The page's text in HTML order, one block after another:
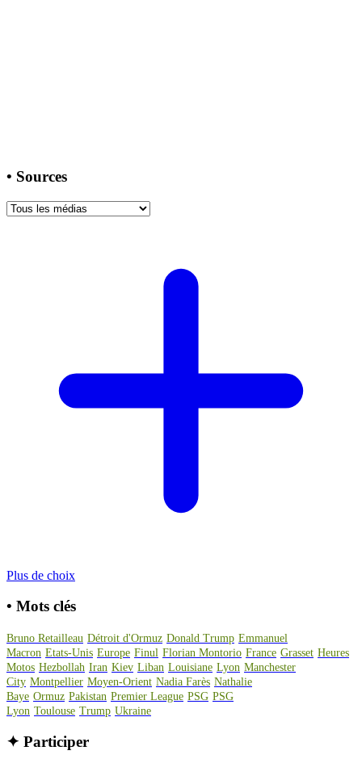
• Sources
Plus de choix
• Mots clés
Bruno Retailleau Détroit d'Ormuz Donald Trump Emmanuel
Macron Etats-Unis Europe Finul Florian Montorio France Grasset Heures
Motos Hezbollah Iran Kiev Liban Louisiane Lyon Manchester
City Montpellier Moyen-Orient Nadia Farès Nathalie
Baye Ormuz Pakistan Premier League PSG PSG
Lyon Toulouse Trump Ukraine
✦ Participer